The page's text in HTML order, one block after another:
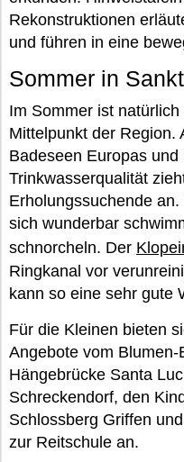
Rekonstruktionen
und führen in eine
Sommer in
Im Sommer ist
Mittelpunkt der Region.
Badeseen Europas und
Trinkwasserqualität
Erholungssuchende
sich wunderbar
schnorcheln. Der
Ringkanal vor
kann so eine sehr gute
Für die Kleinen bieten
Angebote vom
Hängebrücke Santa
Schreckendorf, den
Schlossberg Griffen
zur Reitschule an.